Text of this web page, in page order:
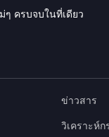
ๆ ครบจบในที่เดียว
ข่าวสาร
วิเคราะห์ก